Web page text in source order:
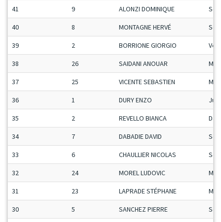
41 9 ALONZI DOMINIQUE
40 8 MONTAGNE HERVÉ
39 2 BORRIONE GIORGIO Vet
38 26 SAIDANI ANOUAR
37 25 VICENTE SEBASTIEN
36 1 DURY ENZO Ju-
35 2 REVELLO BIANCA
34 7 DABADIE DAVID
33 6 CHAULLIER NICOLAS
32 24 MOREL LUDOVIC
31 23 LAPRADE STÉPHANE
30 5 SANCHEZ PIERRE